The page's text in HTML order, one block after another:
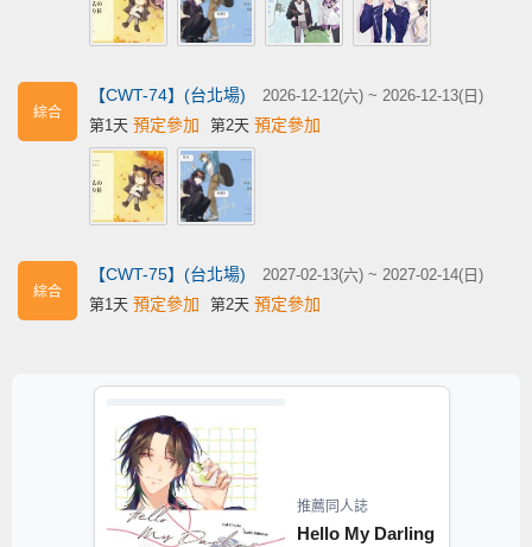
綜合
【CWT-74】(台北場)
2026-12-12(六) ~ 2026-12-13(日)
第1天 預定參加 第2天 預定參加
綜合
【CWT-75】(台北場)
2027-02-13(六) ~ 2027-02-14(日)
第1天 預定參加 第2天 預定參加
推薦同人誌
Hello My Darling